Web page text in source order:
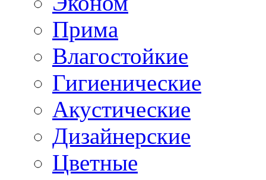
Прима
Влагостойкие
Гигиенические
Акустические
Дизайнерские
Цветные